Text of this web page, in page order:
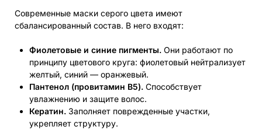
Современные маски серого цвета имеют
сбалансированный состав. В него входят:
Фиолетовые и синие пигменты. Они работают по
принципу цветового круга: фиолетовый нейтрализует
желтый, синий — оранжевый.
Пантенол (провитамин B5). Способствует
увлажнению и защите волос.
Кератин. Заполняет поврежденные участки,
укрепляет структуру.